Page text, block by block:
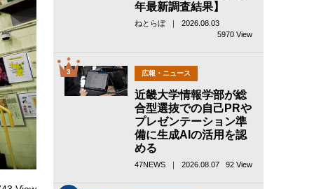
年最新調査結果】
ねとらぼ ｜ 2026.08.03
5970 View
3 広報・ニュース
近畿大学情報学部が総
合型選抜での自己PRや
プレゼンテーション準
備に生成AIの活用を認
める
47NEWS ｜ 2026.08.07 92 View